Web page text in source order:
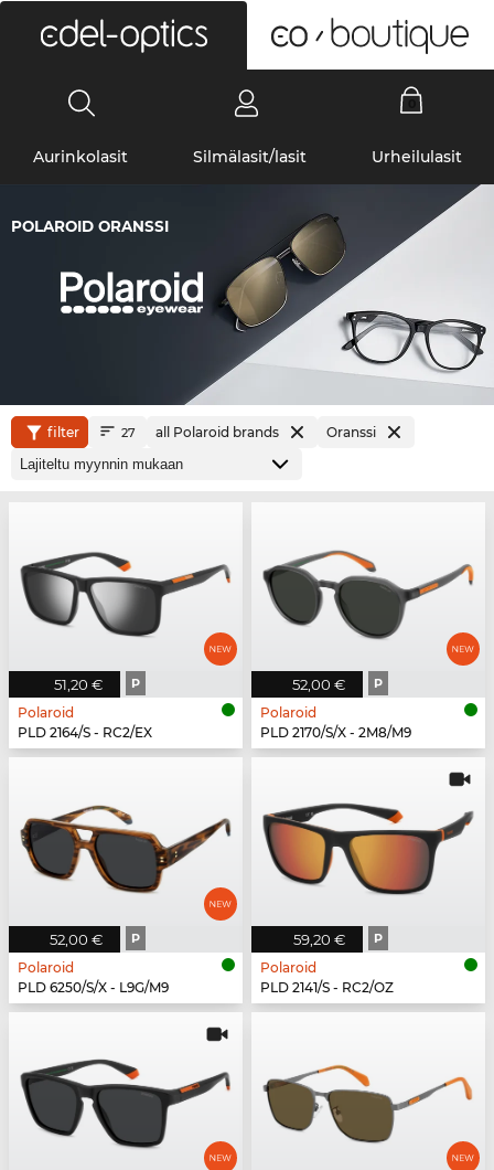
Aurinkolasit Silmälasit/lasit Urheilulasit
POLAROID ORANSSI
filter 27 all Polaroid brands Oranssi
51,20 € P
Polaroid
PLD 2164/S - RC2/EX
52,00 € P
Polaroid
PLD 2170/S/X - 2M8/M9
52,00 € P
Polaroid
PLD 6250/S/X - L9G/M9
59,20 € P
Polaroid
PLD 2141/S - RC2/OZ